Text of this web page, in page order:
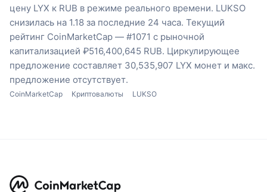
цену LYX к RUB в режиме реального времени. LUKSO
снизилась на 1.18 за последние 24 часа. Текущий
рейтинг CoinMarketCap — #1071 с рыночной
капитализацией ₽516,400,645 RUB. Циркулирующее
предложение составляет 30,535,907 LYX монет и макс.
предложение отсутствует.
CoinMarketCap Криптовалюты LUKSO